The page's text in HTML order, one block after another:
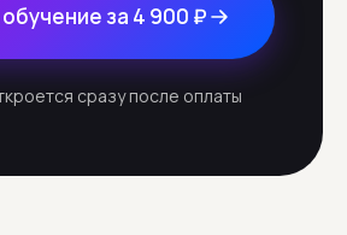
за 4 900 ₽
сразу после оплаты